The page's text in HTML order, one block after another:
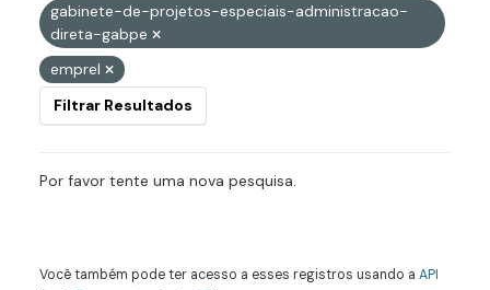
gabinete-de-projetos-especiais-administracao-
direta-gabpe
emprel
Filtrar Resultados
Por favor tente uma nova pesquisa.
Você também pode ter acesso a esses registros usando a API